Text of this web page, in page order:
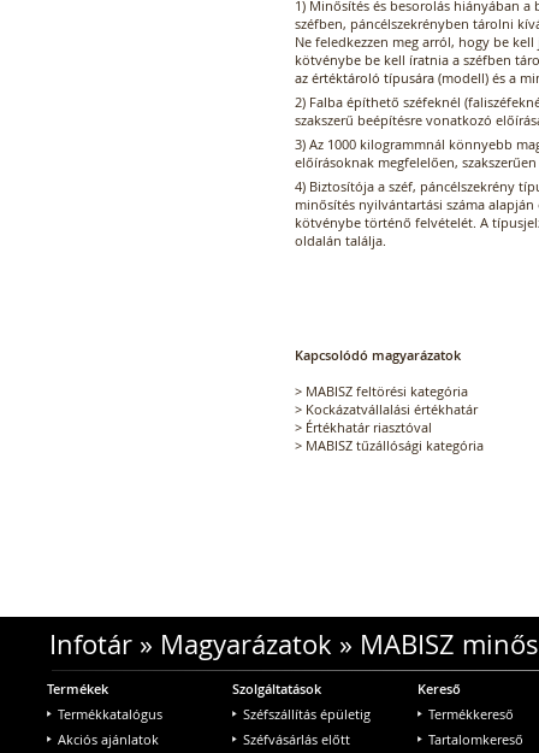
1) Minősítés és besorolás hiányában
széfben, páncélszekrényben tárolni
Ne feledkezzen meg arról, hogy be
kötvénybe be kell íratnia a széfben
az értéktároló típusára (modell) és a
2) Falba építhető széfeknél
szakszerű beépítésre vonatkozó
3) Az 1000 kilogrammnál könnyebb
előírásoknak megfelelően,
4) Biztosítója a széf, páncélszekrény
minősítés nyilvántartási száma
kötvénybe történő felvételét. A
oldalán találja.
Kapcsolódó magyarázatok
> MABISZ feltörési kategória
> Kockázatvállalási értékhatár
> Értékhatár riasztóval
> MABISZ tűzállósági kategória
Infotár» Magyarázatok » MABISZ
Termékek
Termékkatalógus
Akciós ajánlatok
Szolgáltatások
Széfszállítás épületig
Széfvásárlás előtt
Kereső
Termékkereső
Tartalomkereső